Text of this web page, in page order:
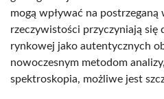
mogą wpływać na
rzeczywistości przyczyniają
rynkowej jako autentycznych
nowoczesnym metodom
spektroskopia, możliwe jest